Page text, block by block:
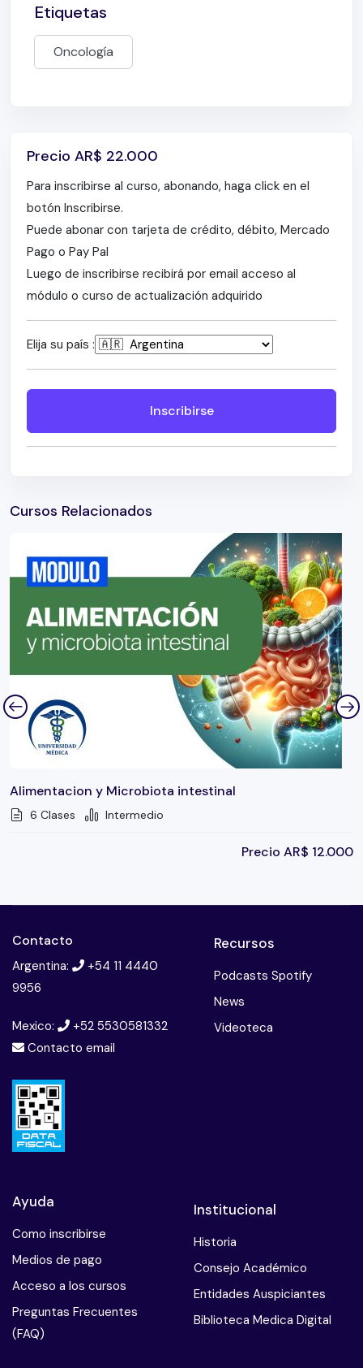
Etiquetas
Oncología
Precio AR$ 22.000
Para inscribirse al curso, abonando, haga click en el
botón Inscribirse.
Puede abonar con tarjeta de crédito, débito, Mercado
Pago o Pay Pal
Luego de inscribirse recibirá por email acceso al
módulo o curso de actualización adquirido
Elija su país :
Inscribirse
Cursos Relacionados
Alimentacion y Microbiota intestinal
6 Clases Intermedio
Precio AR$ 12.000
Contacto
Argentina:
+54 11 4440
9956
Mexico:
+52 5530581332
Contacto email
Recursos
Podcasts Spotify
News
Videoteca
Ayuda
Como inscribirse
Medios de pago
Acceso a los cursos
Preguntas Frecuentes
(FAQ)
Institucional
Historia
Consejo Académico
Entidades Auspiciantes
Biblioteca Medica Digital